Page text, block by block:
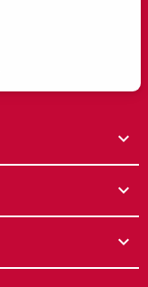
expand_more
expand_more
expand_more